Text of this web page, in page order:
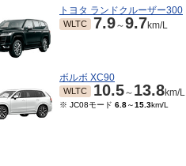
トヨタ ランドクルーザー300
WLTC 7.9～9.7km/L
ボルボ XC90
WLTC 10.5～ 13.8km/L
※ JC08モード 6.8～15.3km/L